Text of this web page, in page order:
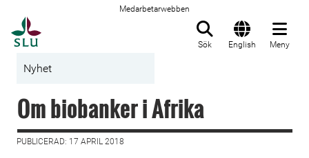
Medarbetarwebben
Sök English Meny
Nyhet
Om biobanker i Afrika
PUBLICERAD: 17 APRIL 2018